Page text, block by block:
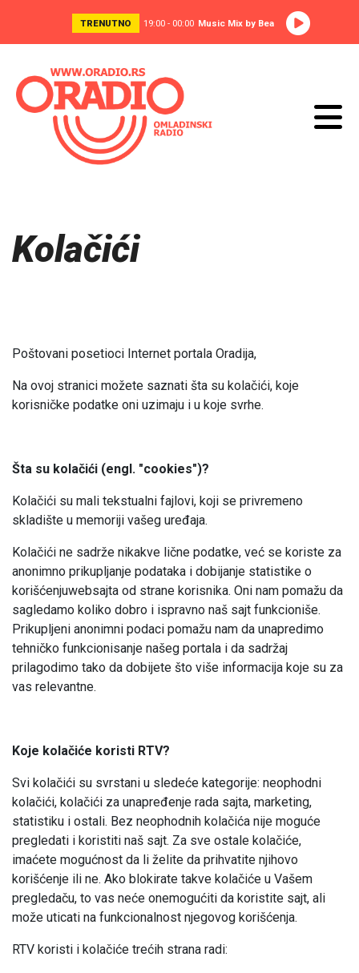
TRENUTNO 19:00 - 00:00 Music Mix by Bea
Kolačići
Poštovani posetioci Internet portala Oradija,
Na ovoj stranici možete saznati šta su kolačići, koje
korisničke podatke oni uzimaju i u koje svrhe.
Šta su kolačići (engl. "cookies")?
Kolačići su mali tekstualni fajlovi, koji se privremeno
skladište u memoriji vašeg uređaja.
Kolačići ne sadrže nikakve lične podatke, već se koriste za
anonimno prikupljanje podataka i dobijanje statistike o
korišćenjuwebsajta od strane korisnika. Oni nam pomažu da
sagledamo koliko dobro i ispravno naš sajt funkcioniše.
Prikupljeni anonimni podaci pomažu nam da unapredimo
tehničko funkcionisanje našeg portala i da sadržaj
prilagodimo tako da dobijete što više informacija koje su za
vas relevantne.
Koje kolačiće koristi RTV?
Svi kolačići su svrstani u sledeće kategorije: neophodni
kolačići, kolačići za unapređenje rada sajta, marketing,
statistiku i ostali. Bez neophodnih kolačića nije moguće
pregledati i koristiti naš sajt. Za sve ostale kolačiće,
imaćete mogućnost da li želite da prihvatite njihovo
korišćenje ili ne. Ako blokirate takve kolačiće u Vašem
pregledaču, to vas neće onemogućiti da koristite sajt, ali
može uticati na funkcionalnost njegovog korišćenja.
RTV koristi i kolačiće trećih strana radi: